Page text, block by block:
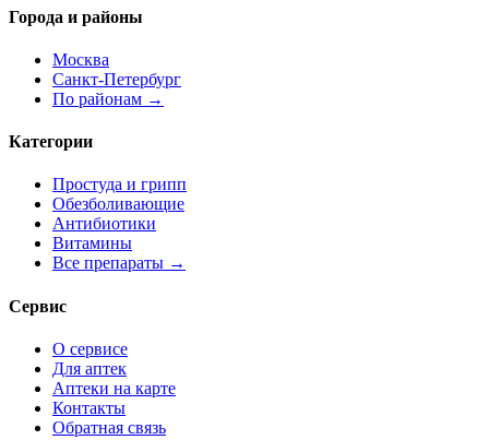
Города и районы
Москва
Санкт-Петербург
По районам →
Категории
Простуда и грипп
Обезболивающие
Антибиотики
Витамины
Все препараты →
Сервис
О сервисе
Для аптек
Аптеки на карте
Контакты
Обратная связь